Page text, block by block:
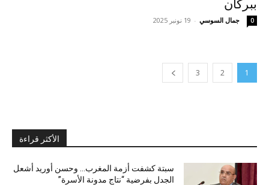
ببركان
جمال السوسي - 19 نونبر 2025 0
1
2
3
الأكثر قراءة
سبتة كشفت أزمة المغرب… وحسن أوريد أشعل
الجدل بفرضية “نتاج مدونة الأسرة”